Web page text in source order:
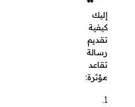
الخدمة
العسكرية
أو بلغت
السن
المحددة